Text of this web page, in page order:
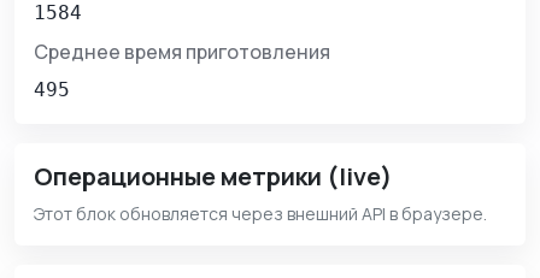
1584
Среднее время приготовления
495
Операционные метрики (live)
Этот блок обновляется через внешний API в браузере.